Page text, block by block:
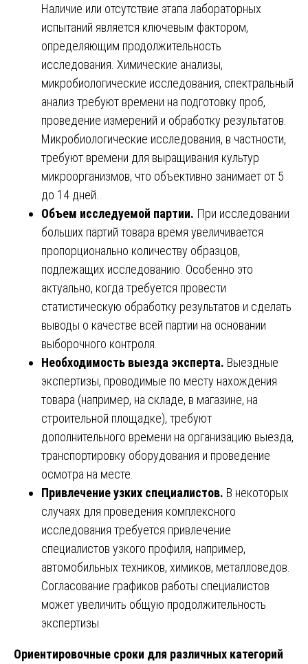
Наличие или отсутствие этапа лабораторных
испытаний является ключевым фактором,
определяющим продолжительность
исследования. Химические анализы,
микробиологические исследования, спектральный
анализ требуют времени на подготовку проб,
проведение измерений и обработку результатов.
Микробиологические исследования, в частности,
требуют времени для выращивания культур
микроорганизмов, что объективно занимает от 5
до 14 дней.
Объем исследуемой партии. При исследовании
больших партий товара время увеличивается
пропорционально количеству образцов,
подлежащих исследованию. Особенно это
актуально, когда требуется провести
статистическую обработку результатов и сделать
выводы о качестве всей партии на основании
выборочного контроля.
Необходимость выезда эксперта. Выездные
экспертизы, проводимые по месту нахождения
товара (например, на складе, в магазине, на
строительной площадке), требуют
дополнительного времени на организацию выезда,
транспортировку оборудования и проведение
осмотра на месте.
Привлечение узких специалистов. В некоторых
случаях для проведения комплексного
исследования требуется привлечение
специалистов узкого профиля, например,
автомобильных техников, химиков, металловедов.
Согласование графиков работы специалистов
может увеличить общую продолжительность
экспертизы.
Ориентировочные сроки для различных категорий